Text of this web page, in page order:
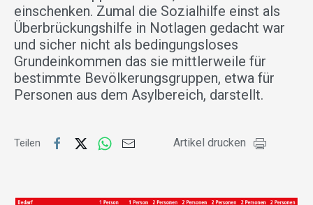
einschenken. Zumal die Sozialhilfe einst als
Überbrückungshilfe in Notlagen gedacht war
und sicher nicht als bedingungsloses
Grundeinkommen das sie mittlerweile für
bestimmte Bevölkerungsgruppen, etwa für
Personen aus dem Asylbereich, darstellt.
Teilen Artikel drucken